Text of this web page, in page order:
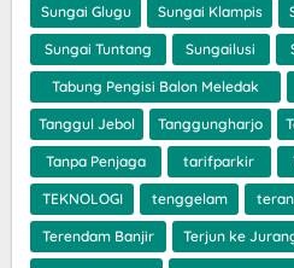
Sungai Glugu Sungai Klampis
Sungai Tuntang Sungailusi
Tabung Pengisi Balon Meledak
Tanggul Jebol Tanggungharjo
Tanpa Penjaga tarifparkir
TEKNOLOGI tenggelam
Terendam Banjir Terjun ke